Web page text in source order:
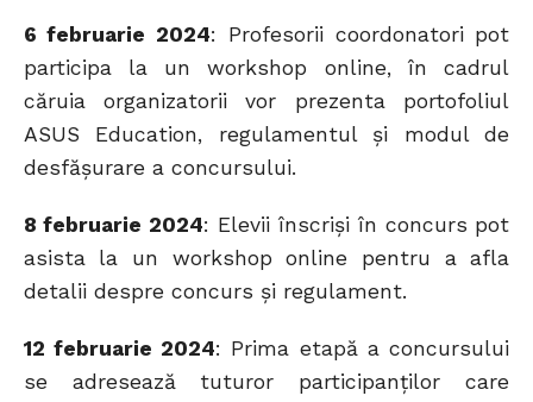
6 februarie 2024: Profesorii coordonatori pot
participa la un workshop online, în cadrul
căruia organizatorii vor prezenta portofoliul
ASUS Education, regulamentul și modul de
desfășurare a concursului.
8 februarie 2024: Elevii înscriși în concurs pot
asista la un workshop online pentru a afla
detalii despre concurs și regulament.
12 februarie 2024: Prima etapă a concursului
se adresează tuturor participanților care